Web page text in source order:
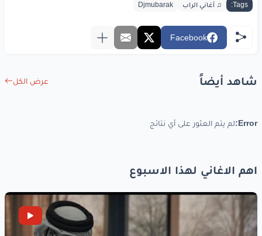
Tags: ♫ أغاني الراب Djmubarak
Facebook
شاهد أيضاً عرض الكل
Error: لم يتم العثور على أي نتائج
اهم الاغاني لهذا الاسبوع